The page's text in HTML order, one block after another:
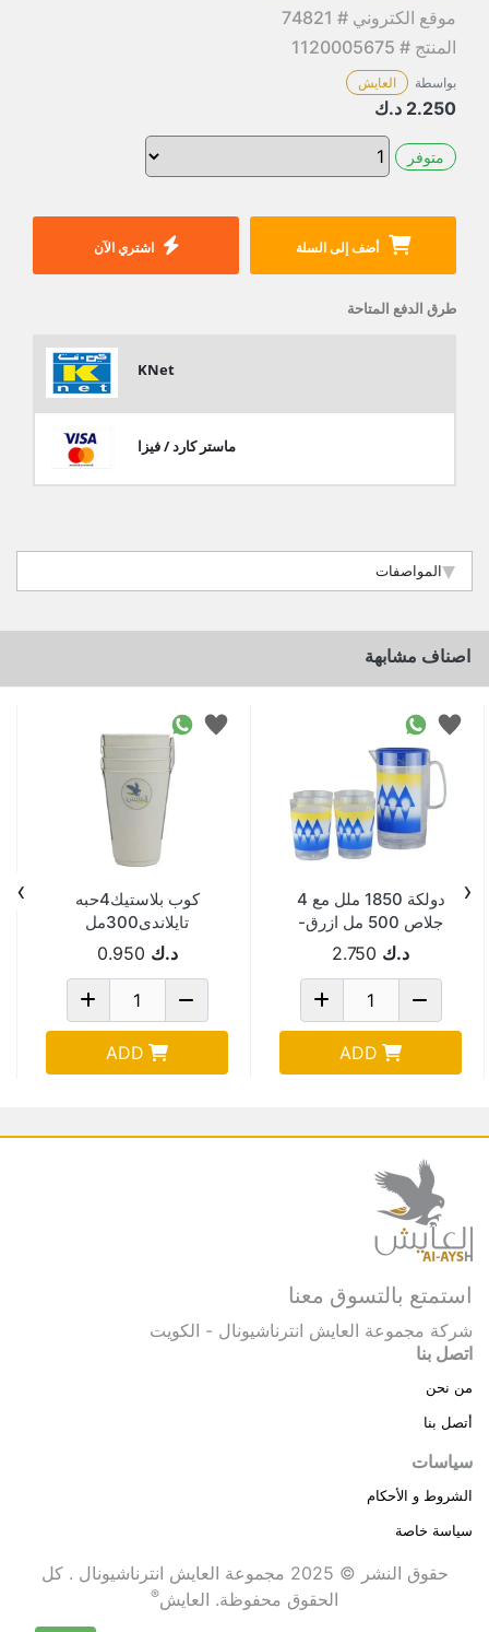
موقع الكتروني # 74821
المنتج # 1120005675
بواسطة العايش
2.250 د.ك
متوفر
أضف إلى السلة اشتري الآن
طرق الدفع المتاحة
KNet
ماستر كارد / فيزا
المواصفات
اصناف مشابهة
دولكة 1850 ملل مع 4
جلاص 500 مل ازرق-
BLUE -PN411-
4K/4D- PS
د.ك 2.750
ADD
كوب بلاستيك4حبه
تايلاندى300مل
د.ك 0.950
ADD
‹
›
استمتع بالتسوق معنا
شركة مجموعة العايش انترناشيونال - الكويت
اتصل بنا
من نحن
أتصل بنا
سياسات
الشروط و الأحكام
سياسة خاصة
حقوق النشر © 2025 مجموعة العايش انترناشيونال . كل
الحقوق محفوظة. العايش®